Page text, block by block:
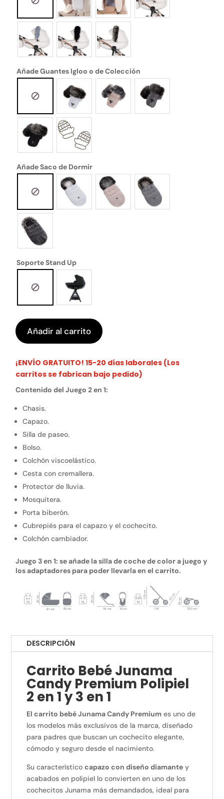
Añade Guantes Igloo o de Colección
Añade Saco de Dormir
Soporte Stand Up
Añadir al carrito
¡ENVÍO GRATUITO! 15-20 días laborales (Los
carritos se fabrican bajo pedido)
Contenido del Juego 2 en 1:
Chasis.
Capazo.
Silla de paseo.
Bolso.
Colchón viscoelástico.
Cesta con cremallera.
Protector de lluvia.
Mosquitera.
Porta biberón.
Cubrepiés para el capazo y el cochecito.
Colchón cambiador.
Juego 3 en 1: se añade la silla de coche de color a juego y
los adaptadores para poder llevarla en el carrito.
DESCRIPCIÓN
Carrito Bebé Junama
Candy Premium Polipiel
2 en 1 y 3 en 1
El carrito bebé Junama Candy Premium es uno de
los modelos más exclusivos de la marca, diseñado
para padres que buscan un cochecito elegante,
cómodo y seguro desde el nacimiento.
Su característicocapazo con diseño diamante y
acabados en polipiel lo convierten en uno de los
cochecitos Junama más demandados, ideal para